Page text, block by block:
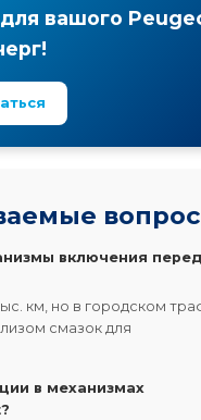
вашого
включения
км, но в городском
смазок для
в механизмах